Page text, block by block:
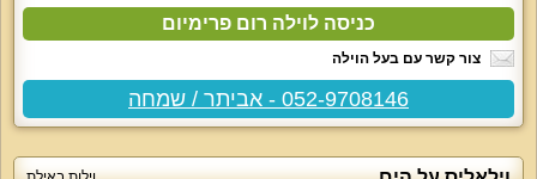
כניסה לוילה רום פרימיום
צור קשר עם בעל הוילה
052-9708146 - אביתר / שמחה